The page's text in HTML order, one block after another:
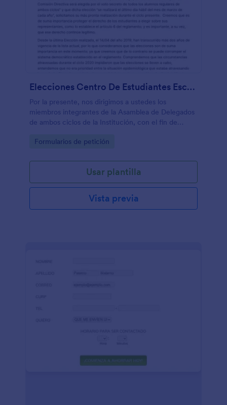
Elecciones Centro De Estudiantes Escuela De Minas "Dr. Horacio Carrillo"
Por la presente, nos dirigimos a ustedes los
miembros integrantes de la Asamblea de Delegados
de ambos ciclos de la Institución, con el fin de
Estudiantes.
Go to Category:
Formularios de petición
Usar plantilla
Vista previa